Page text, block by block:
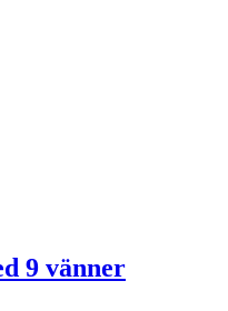
9 vänner